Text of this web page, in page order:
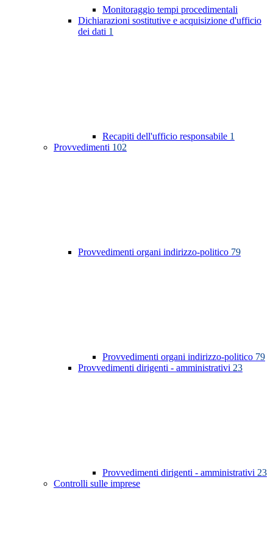
Monitoraggio tempi procedimentali
Dichiarazioni sostitutive e acquisizione d'ufficio
dei dati 1
Recapiti dell'ufficio responsabile 1
Provvedimenti 102
Provvedimenti organi indirizzo-politico 79
Provvedimenti organi indirizzo-politico 79
Provvedimenti dirigenti - amministrativi 23
Provvedimenti dirigenti - amministrativi 23
Controlli sulle imprese